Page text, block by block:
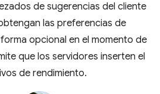
de sugerencias del cliente
las preferencias de
opcional en el momento de
que los servidores inserten el
de rendimiento.